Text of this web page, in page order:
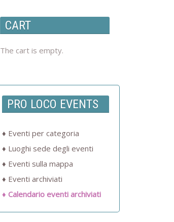
CART
The cart is empty.
PRO LOCO EVENTS
Eventi per categoria
Luoghi sede degli eventi
Eventi sulla mappa
Eventi archiviati
Calendario eventi archiviati